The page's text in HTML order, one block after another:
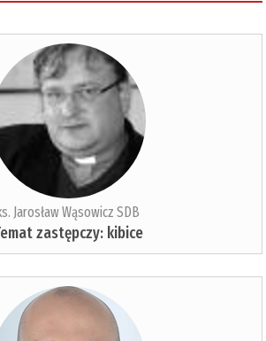
Jarosław Wąsowicz SDB
zastępczy: kibice